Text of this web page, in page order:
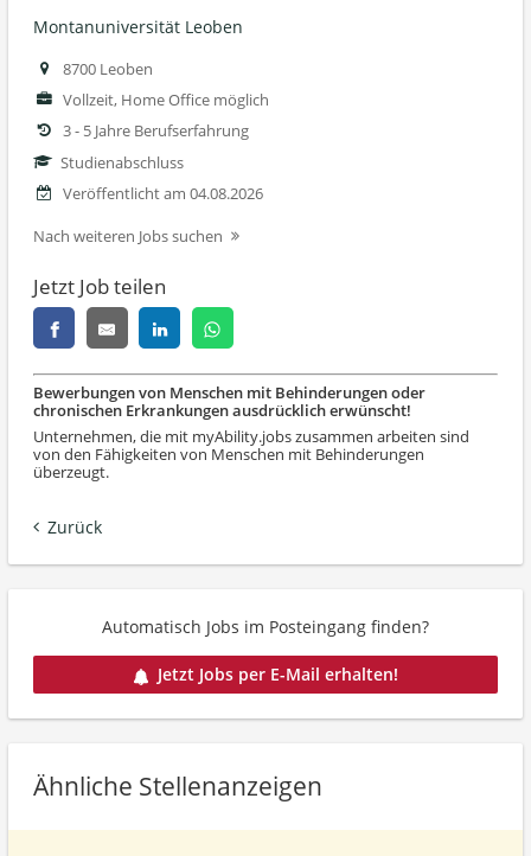
Montanuniversität Leoben
8700 Leoben
Vollzeit, Home Office möglich
3 - 5 Jahre Berufserfahrung
Studienabschluss
Veröffentlicht am 04.08.2026
Nach weiteren Jobs suchen
Jetzt Job teilen
Bewerbungen von Menschen mit Behinderungen oder
chronischen Erkrankungen ausdrücklich erwünscht!
Unternehmen, die mit myAbility.jobs zusammen arbeiten sind
von den Fähigkeiten von Menschen mit Behinderungen
überzeugt.
Zurück
Automatisch Jobs im Posteingang finden?
Jetzt Jobs per E-Mail erhalten!
Ähnliche Stellenanzeigen